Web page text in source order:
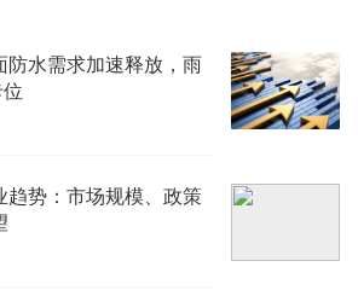
防水需求加速释放，雨
趋势：市场规模、政策